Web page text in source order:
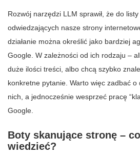
Rozwój narzędzi LLM sprawił, że do
odwiedzających nasze strony
działanie można określić jako bardziej
Google. W zależności od ich rodzaju –
duże ilości treści, albo chcą szybko
konkretne pytanie. Warto więc zadbać o
nich, a jednocześnie wesprzeć pracę
Google.
Boty skanujące stronę –
wiedzieć?